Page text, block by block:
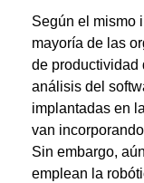
Según el mismo
mayoría de las
de productividad
análisis del
implantadas en
van
Sin embargo,
emplean la